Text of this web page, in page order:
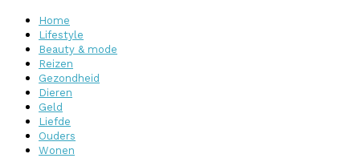
Home
Lifestyle
Beauty & mode
Reizen
Gezondheid
Dieren
Geld
Liefde
Ouders
Wonen